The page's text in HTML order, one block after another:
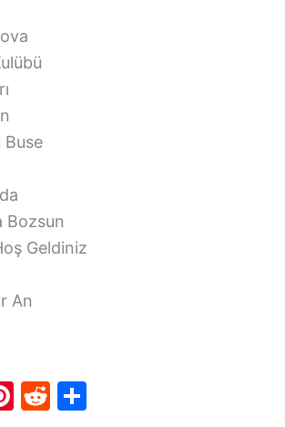
Buse
Bozsun
Geldiniz
An
Pi R